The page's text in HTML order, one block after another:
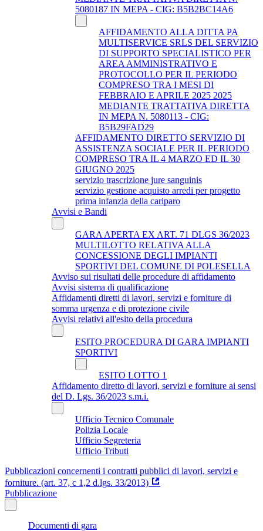
5080187 IN MEPA - CIG: B5B2BC14A6
AFFIDAMENTO ALLA DITTA PA
MULTISERVICE SRLS DEL SERVIZIO
DI SUPPORTO SPECIALISTICO PER
AREA AMMINISTRATIVO E
PROTOCOLLO PER IL PERIODO
COMPRESO TRA I MESI DI
FEBBRAIO E APRILE 2025 2025
MEDIANTE TRATTATIVA DIRETTA
IN MEPA N. 5080113 - CIG:
B5B29FAD29
AFFIDAMENTO DIRETTO SERVIZIO DI
ASSISTENZA SOCIALE PER IL PERIODO
COMPRESO TRA IL 4 MARZO ED IL 30
GIUGNO 2025
servizio trascrizione jure sanguinis
servizio gestione acquisto arredi per progetto
prima infanzia della cariparo
Avvisi e Bandi
GARA APERTA EX ART. 71 DLGS 36/2023
MULTILOTTO RELATIVA ALLA
CONCESSIONE DEGLI IMPIANTI
SPORTIVI DEL COMUNE DI POLESELLA
Avviso sui risultati delle procedure di affidamento
Avvisi sistema di qualificazione
Affidamenti diretti di lavori, servizi e forniture di
somma urgenza e di protezione civile
Avvisi relativi all'esito della procedura
ESITO PROCEDURA DI GARA IMPIANTI
SPORTIVI
ESITO LOTTO 1
Affidamento diretto di lavori, servizi e forniture ai sensi
del D. Lgs. 36/2023 s.m.i.
Ufficio Tecnico Comunale
Polizia Locale
Ufficio Segreteria
Ufficio Tributi
Pubblicazioni concernenti i contratti pubblici di lavori, servizi e
forniture. (art. 37, c 1,2 d.lgs. 33/2013)
Pubblicazione
Documenti di gara